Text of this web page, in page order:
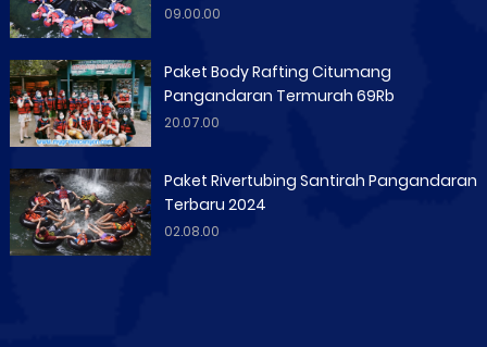
09.00.00
Paket Body Rafting Citumang
Pangandaran Termurah 69Rb
20.07.00
Paket Rivertubing Santirah Pangandaran
Terbaru 2024
02.08.00